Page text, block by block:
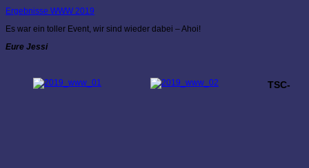
Ergebnisse WWW 2019
Es war ein toller Event, wir sind wieder dabei – Ahoi!
Eure Jessi
TSC-